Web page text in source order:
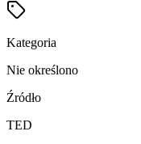
Kategoria
Nie określono
Źródło
TED